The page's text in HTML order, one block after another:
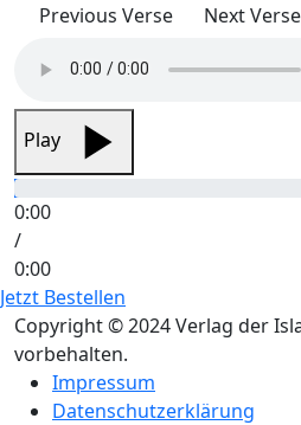
Previous Verse
Next Verse
Play
0:00
/
0:00
Jetzt Bestellen
Copyright © 2024 Verlag der
vorbehalten.
Impressum
Datenschutzerklärung